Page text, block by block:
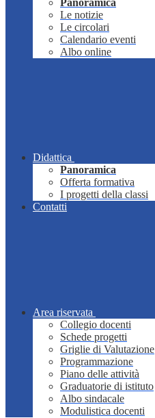
Panoramica
Le notizie
Le circolari
Calendario eventi
Albo online
Didattica
Panoramica
Offerta formativa
I progetti della classi
Contatti
Area riservata
Collegio docenti
Schede progetti
Griglie di Valutazione
Programmazione
Piano delle attività
Graduatorie di istituto
Albo sindacale
Modulistica docenti